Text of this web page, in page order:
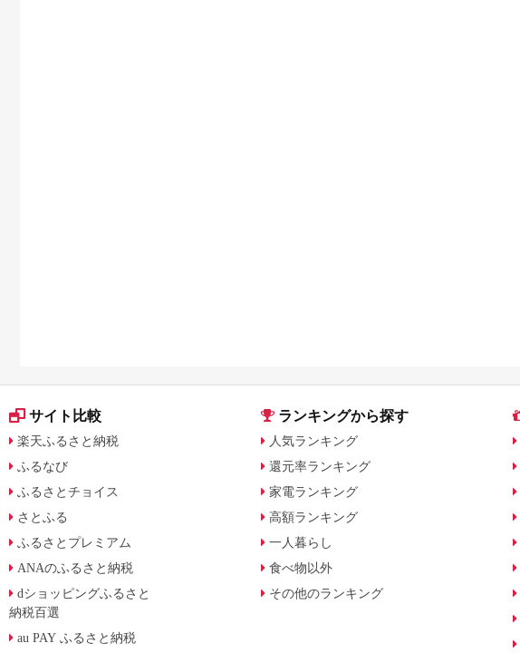
サイト比較
楽天ふるさと納税
ふるなび
ふるさとチョイス
さとふる
ふるさとプレミアム
ANAのふるさと納税
dショッピングふるさと
納税百選
au PAY ふるさと納税
ランキングから探す
人気ランキング
還元率ランキング
家電ランキング
高額ランキング
一人暮らし
食べ物以外
その他のランキング